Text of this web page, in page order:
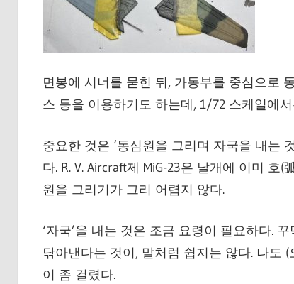
면봉에 시너를 묻힌 뒤, 가동부를 중심으로
스 등을 이용하기도 하는데, 1/72 스케일에
중요한 것은 ‘동심원을 그리며 자국을 내는
다. R. V. Aircraft제 MiG-23은 날개에 이미
원을 그리기가 그리 어렵지 않다.
‘자국’을 내는 것은 조금 요령이 필요하다.
닦아낸다는 것이, 말처럼 쉽지는 않다. 나도
이 좀 걸렸다.